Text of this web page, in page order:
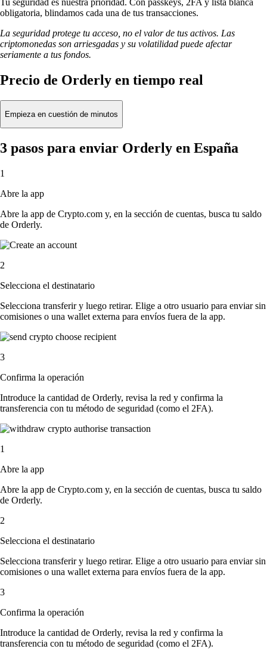
obligatoria, blindamos cada una de tus transacciones.
La seguridad protege tu acceso, no el valor de tus activos. Las
criptomonedas son arriesgadas y su volatilidad puede afectar
seriamente a tus fondos.
Precio de Orderly en tiempo real
Empieza en cuestión de minutos
3 pasos para enviar Orderly en España
1
Abre la app
Abre la app de Crypto.com y, en la sección de cuentas, busca tu saldo
de Orderly.
2
Selecciona el destinatario
Selecciona transferir y luego retirar. Elige a otro usuario para enviar sin
comisiones o una wallet externa para envíos fuera de la app.
3
Confirma la operación
Introduce la cantidad de Orderly, revisa la red y confirma la
transferencia con tu método de seguridad (como el 2FA).
1
Abre la app
Abre la app de Crypto.com y, en la sección de cuentas, busca tu saldo
de Orderly.
2
Selecciona el destinatario
Selecciona transferir y luego retirar. Elige a otro usuario para enviar sin
comisiones o una wallet externa para envíos fuera de la app.
3
Confirma la operación
Introduce la cantidad de Orderly, revisa la red y confirma la
transferencia con tu método de seguridad (como el 2FA).